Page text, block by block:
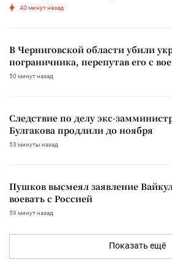
40 минут назад
В Черниговской области убили
пограничника, перепутав его с
50 минут назад
Следствие по делу экс-
Булгакова продлили до ноября
53 минуты назад
Пушков высмеял заявление
воевать с Россией
59 минут назад
Показать ещё